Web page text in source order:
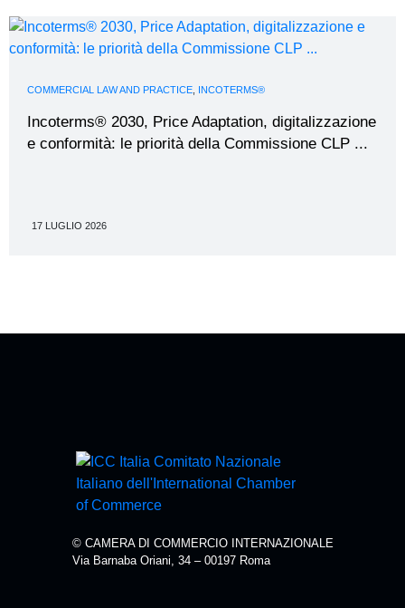
COMMERCIAL LAW AND PRACTICE INCOTERMS®
Incoterms® 2030, Price Adaptation, digitalizzazione
e conformità: le priorità della Commissione CLP ...
17 LUGLIO 2026
© CAMERA DI COMMERCIO INTERNAZIONALE
Via Barnaba Oriani, 34 – 00197 Roma